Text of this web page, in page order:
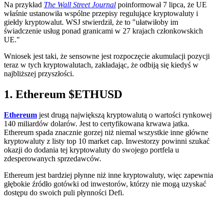
Na przykład The Wall Street Journal poinformował 7 lipca, że UE
właśnie ustanowiła wspólne przepisy regulujące kryptowaluty i
giełdy kryptowalut. WSJ stwierdził, że to "ułatwiłoby im
świadczenie usług ponad granicami w 27 krajach członkowskich
UE."
Wniosek jest taki, że sensowne jest rozpoczęcie akumulacji pozycji
teraz w tych kryptowalutach, zakładając, że odbiją się kiedyś w
najbliższej przyszłości.
1. Ethereum $ETHUSD
Ethereum jest drugą największą kryptowalutą o wartości rynkowej
140 miliardów dolarów. Jest to certyfikowana krwawa jatka.
Ethereum spada znacznie gorzej niż niemal wszystkie inne główne
kryptowaluty z listy top 10 market cap. Inwestorzy powinni szukać
okazji do dodania tej kryptowaluty do swojego portfela u
zdesperowanych sprzedawców.
Ethereum jest bardziej płynne niż inne kryptowaluty, więc zapewnia
głębokie źródło gotówki od inwestorów, którzy nie mogą uzyskać
dostępu do swoich puli płynności Defi.